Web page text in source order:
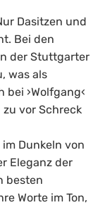
Dasitzen und
Bei den
der Stuttgarter
was als
›Wolfgang‹
zu vor Schreck
Dunkeln von
Eleganz der
besten
Worte im Ton,